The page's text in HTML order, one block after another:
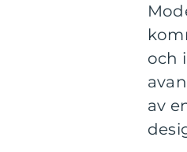
och
av